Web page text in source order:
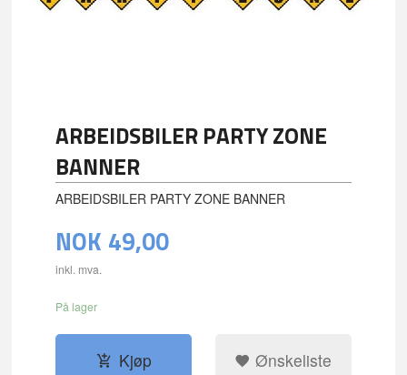
ARBEIDSBILER PARTY ZONE
BANNER
ARBEIDSBILER PARTY ZONE BANNER
NOK 49,00
inkl. mva.
På lager
Kjøp Ønskeliste